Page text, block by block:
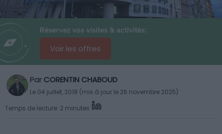
Réservez vos visites & activités:
Voir les offres
Par CORENTIN CHABOUD
Le 04 juillet, 2018 (mis à jour le 26 novembre 2025)
Temps de lecture: 2 minutes